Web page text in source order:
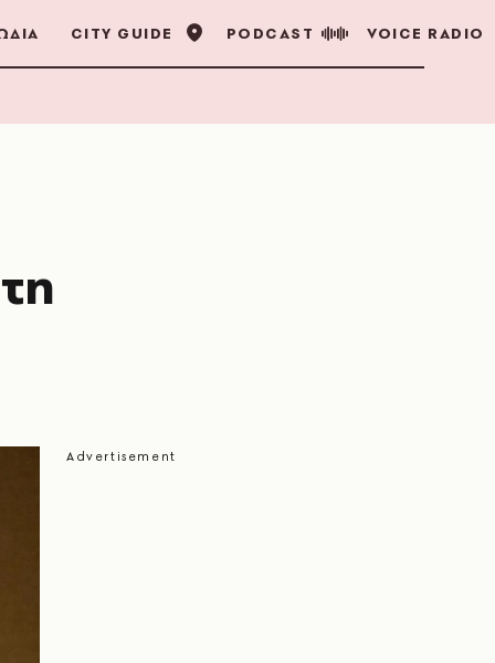
CITY GUIDE PODCAST VOICE RADIO